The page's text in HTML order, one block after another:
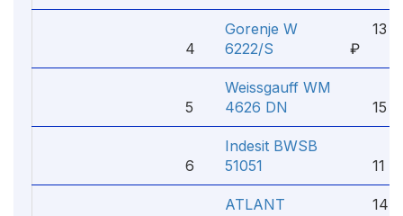
4
Gorenje W
6222/S
13
₽
5
Weissgauff WM
4626 DN
15
6
Indesit BWSB
51051
11
ATLANT
14